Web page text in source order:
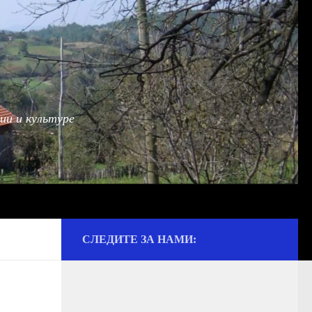
и культуре
СЛЕДИТЕ ЗА НАМИ: